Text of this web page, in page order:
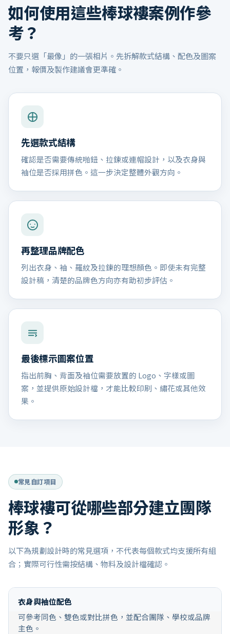
如何使用這些棒球褸案例作參
考？
不要只選「最像」的一張相片。先拆解款式結構、配色及圖案
位置，報價及製作建議會更準確。
先選款式結構
確認是否需要傳統啪鈕、拉鍊或連帽設計，以及衣身與
袖位是否採用拼色。這一步決定整體外觀方向。
再整理品牌配色
列出衣身、袖、羅紋及拉鍊的理想顏色。即使未有完整
設計稿，清楚的品牌色方向亦有助初步評估。
最後標示圖案位置
指出前胸、背面及袖位需要放置的 Logo、字樣或圖
案，並提供原始設計檔，才能比較印刷、繡花或其他效
果。
常見自訂項目
棒球褸可從哪些部分建立團隊
形象？
以下為規劃設計時的常見選項，不代表每個款式均支援所有組
合；實際可行性需按結構、物料及設計檔確認。
衣身與袖位配色
可參考同色、雙色或對比拼色，並配合團隊、學校或品牌
主色。